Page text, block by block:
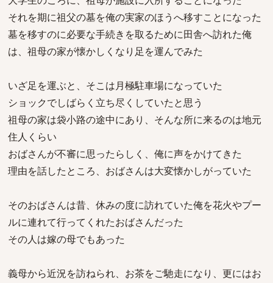
それを期に祖父の墓を俺の実家のほうへ移すことになった
墓を移すのに必要な手続きを取るために田舎へ訪れた俺
は、祖母の家が懐かしくなり足を運んでみた
いざ足を運ぶと、そこは月極駐車場になっていた
ショックでしばらく立ち尽くしていたと思う
祖母の家は袋小路の途中にあり、そんな所に来るのは地元
住人くらい
おばさんが不審に思ったらしく、俺に声をかけてきた
理由を話したところ、おばさんは大変懐かしがっていた
そのおばさんは昔、休みの度に訪れていた俺を花火やプー
ルに連れて行ってくれたおばさんだった
その人は嫁の母でもあった
義母から近況を訪ねられ、お茶をご馳走になり、更にはお